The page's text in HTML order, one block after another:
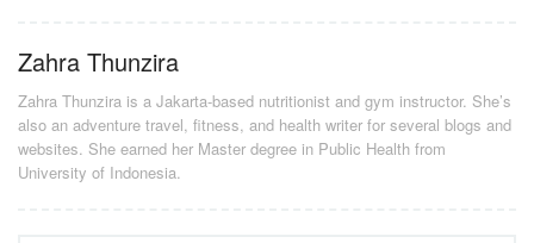
Zahra Thunzira
Zahra Thunzira is a Jakarta-based nutritionist and gym instructor. She’s
also an adventure travel, fitness, and health writer for several blogs and
websites. She earned her Master degree in Public Health from
University of Indonesia.